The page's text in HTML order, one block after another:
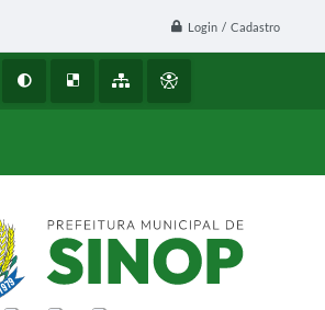
Login / Cadastro